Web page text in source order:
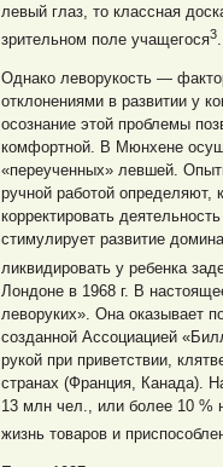
левый глаз, то классная
зрительном поле учащегося3.
Однако леворукость —
отклонениями в развитии у
осознание этой проблемы
комфортной. В Мюнхене
«переученных» левшей.
ручной работой определяют,
корректировать
стимулирует развитие
ликвидировать у ребенка
Лондоне в 1968 г. В
леворуких». Она оказывает
созданной Ассоциацией
рукой при приветствии,
странах (Франция, Канада).
13 млн чел., или более 10 %
жизнь товаров и